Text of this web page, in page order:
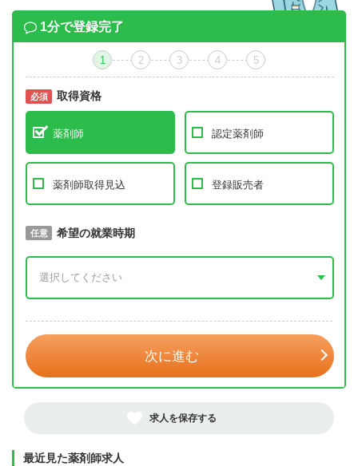
1分で登録完了
1 2 3 4 5
必須 取得資格
薬剤師 認定薬剤師
薬剤師取得見込 登録販売者
必須 取得予定年
任意 希望の就業時期
次に進む
求人を保存する
最近見た薬剤師求人